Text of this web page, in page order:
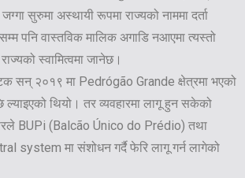
सुरुमा अस्थायी रूपमा राज्यको नाममा दर्ता
पनि वास्तविक मालिक अगाडि नआएमा त्यस्तो
स्वामित्वमा जानेछ।
सन् २०१९ मा Pedrógão Grande क्षेत्रमा भएको
ल्याइएको थियो। तर व्यवहारमा लागू हुन सकेको
BUPi (Balcão Único do Prédio) तथा
system मा संशोधन गर्दै फेरि लागू गर्न लागेको